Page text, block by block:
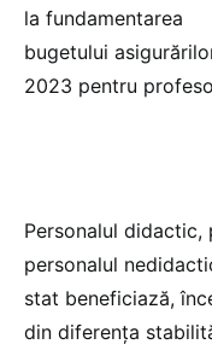
la fundamentarea
bugetului
2023 pentru
Personalul
personalul
stat beneficiază,
din diferența